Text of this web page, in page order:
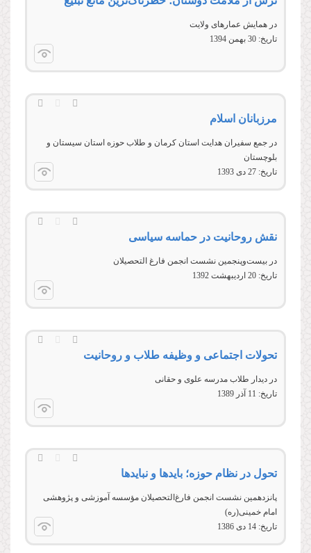
در همایش عمارهای ولایت
تاریخ: 30 بهمن 1394
مرزبانان اسلام
در جمع سفيران هدايت استان کرمان و طلاب حوزه استان سيستان و
بلوچستان
تاریخ: 27 دى 1393
نقش روحانيت در حماسه سياسی
در بیست‌وپنجمین نشست انجمن فارغ‌ التحصیلان
تاریخ: 20 ارديبهشت 1392
تحولات اجتماعی و وظیفه طلاب و روحانیت
در دیدار طلاب مدرسه علوی و حقانی
تاریخ: 11 آذر 1389
تحول در نظام حوزه؛ بایدها و نبایدها
پانزدهمين نشست انجمن فارغ‌التحصيلان مؤسسه آموزشی و پژوهشی
امام خمینی(ره)
تاریخ: 14 دى 1386